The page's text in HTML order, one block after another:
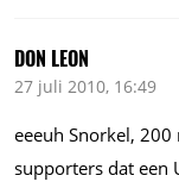
DON LEON
27 juli 2010, 16:49
eeeuh Snorkel,
supporters dat een